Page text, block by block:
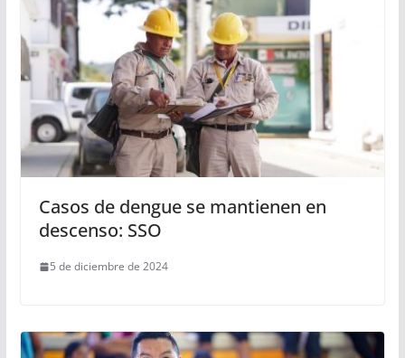
Casos de dengue se mantienen en
descenso: SSO
5 de diciembre de 2024